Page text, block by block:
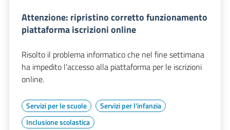
Attenzione: ripristino corretto funzionamento
piattaforma iscrizioni online
Risolto il problema informatico che nel fine settimana
ha impedito l'accesso alla piattaforma per le iscrizioni
online.
Servizi per le scuole
Servizi per l'infanzia
Inclusione scolastica